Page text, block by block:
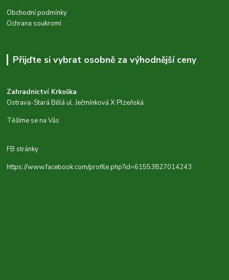
Obchodní podmínky
Ochrana soukromí
Přijďte si vybrat osobně za výhodnější ceny
Zahradnictví Krkoška
Ostrava-Stará Bělá ul. Ječmínková X Plzeňská
Těšíme se na Vás
FB stránky
https://www.facebook.com/profile.php?id=61553827014243